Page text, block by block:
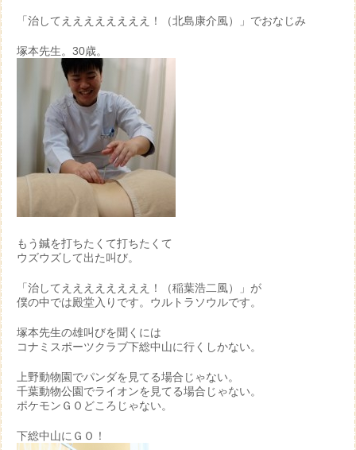
「治してええええええええ！（北島康介風）」でおなじみ
塚本先生。30歳。
もう鍼を打ちたくて打ちたくて
ウズウズして出た叫び。
「治してええええええええ！（稲葉浩二風）」が
僕の中では殿堂入りです。ウルトラソウルです。
塚本先生の雄叫びを聞くには
コナミスポーツクラブ下総中山に行くしかない。
上野動物園でパンダを見てる場合じゃない。
千葉動物公園でライオンを見てる場合じゃない。
ポケモンＧＯどころじゃない。
下総中山にＧＯ！